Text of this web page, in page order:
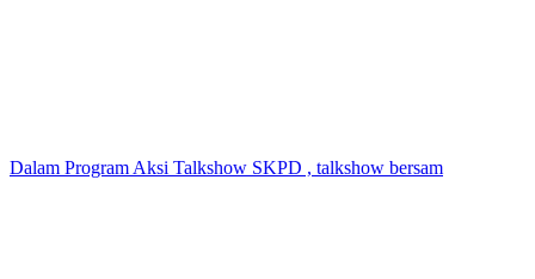
Dalam Program Aksi Talkshow SKPD , talkshow bersam